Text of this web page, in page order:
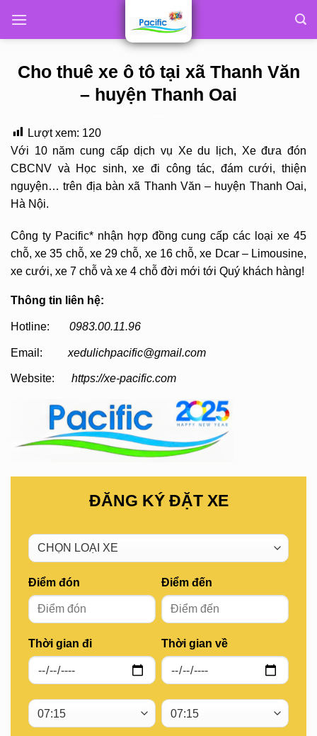
Cho thuê xe ô tô tại xã Thanh Văn
– huyện Thanh Oai
Lượt xem: 120
Với 10 năm cung cấp dịch vụ Xe du lịch, Xe đưa đón
CBCNV và Học sinh, xe đi công tác, đám cưới, thiện
nguyện… trên địa bàn xã Thanh Văn – huyện Thanh Oai,
Hà Nội.
Công ty Pacific* nhận hợp đồng cung cấp các loại xe 45
chỗ, xe 35 chỗ, xe 29 chỗ, xe 16 chỗ, xe Dcar – Limousine,
xe cưới, xe 7 chỗ và xe 4 chỗ đời mới tới Quý khách hàng!
Thông tin liên hệ:
Hotline: 0983.00.11.96
Email: xedulichpacific@gmail.com
Website: https://xe-pacific.com
ĐĂNG KÝ ĐẶT XE
Điểm đón
Thời gian đi
Điểm đến
Thời gian về